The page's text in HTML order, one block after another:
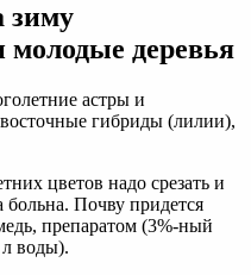
зиму
молодые деревья
астры и
гибриды (лилии),
цветов надо срезать и
больна. Почву придется
препаратом (3%-ный
воды).